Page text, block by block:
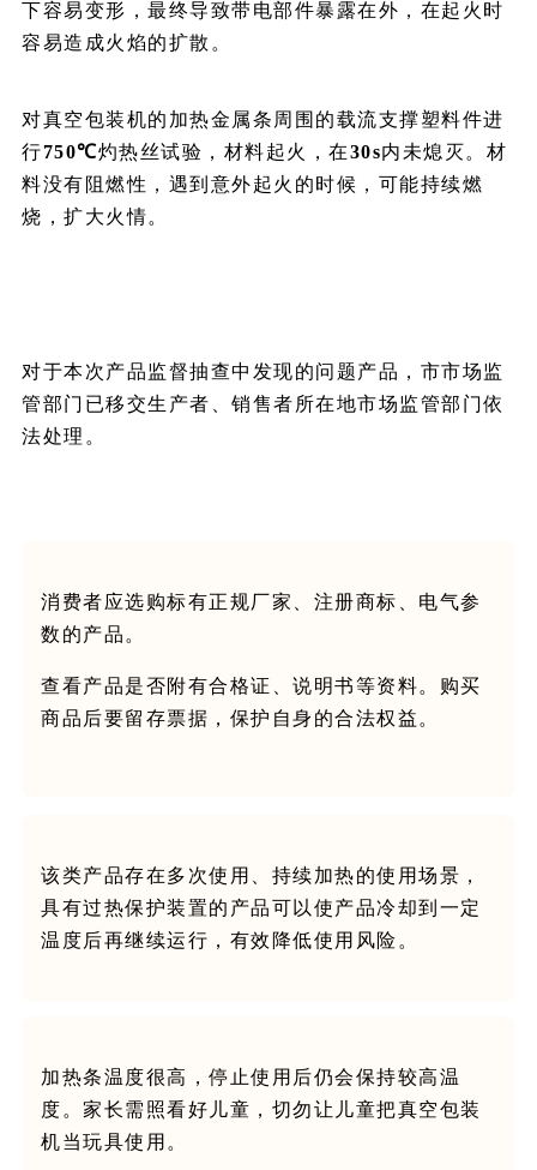
下容易变形，最终导致带电部件暴露在外，在起火时
容易造成火焰的扩散。
对真空包装机的加热金属条周围的载流支撑塑料件进
行750℃灼热丝试验，材料起火，在30s内未熄灭。材
料没有阻燃性，遇到意外起火的时候，可能持续燃
烧，扩大火情。
对于本次产品监督抽查中发现的问题产品，市市场监
管部门已移交生产者、销售者所在地市场监管部门依
法处理。
消费者应选购标有正规厂家、注册商标、电气参
数的产品。
查看产品是否附有合格证、说明书等资料。购买
商品后要留存票据，保护自身的合法权益。
该类产品存在多次使用、持续加热的使用场景，
具有过热保护装置的产品可以使产品冷却到一定
温度后再继续运行，有效降低使用风险。
加热条温度很高，停止使用后仍会保持较高温
度。家长需照看好儿童，切勿让儿童把真空包装
机当玩具使用。